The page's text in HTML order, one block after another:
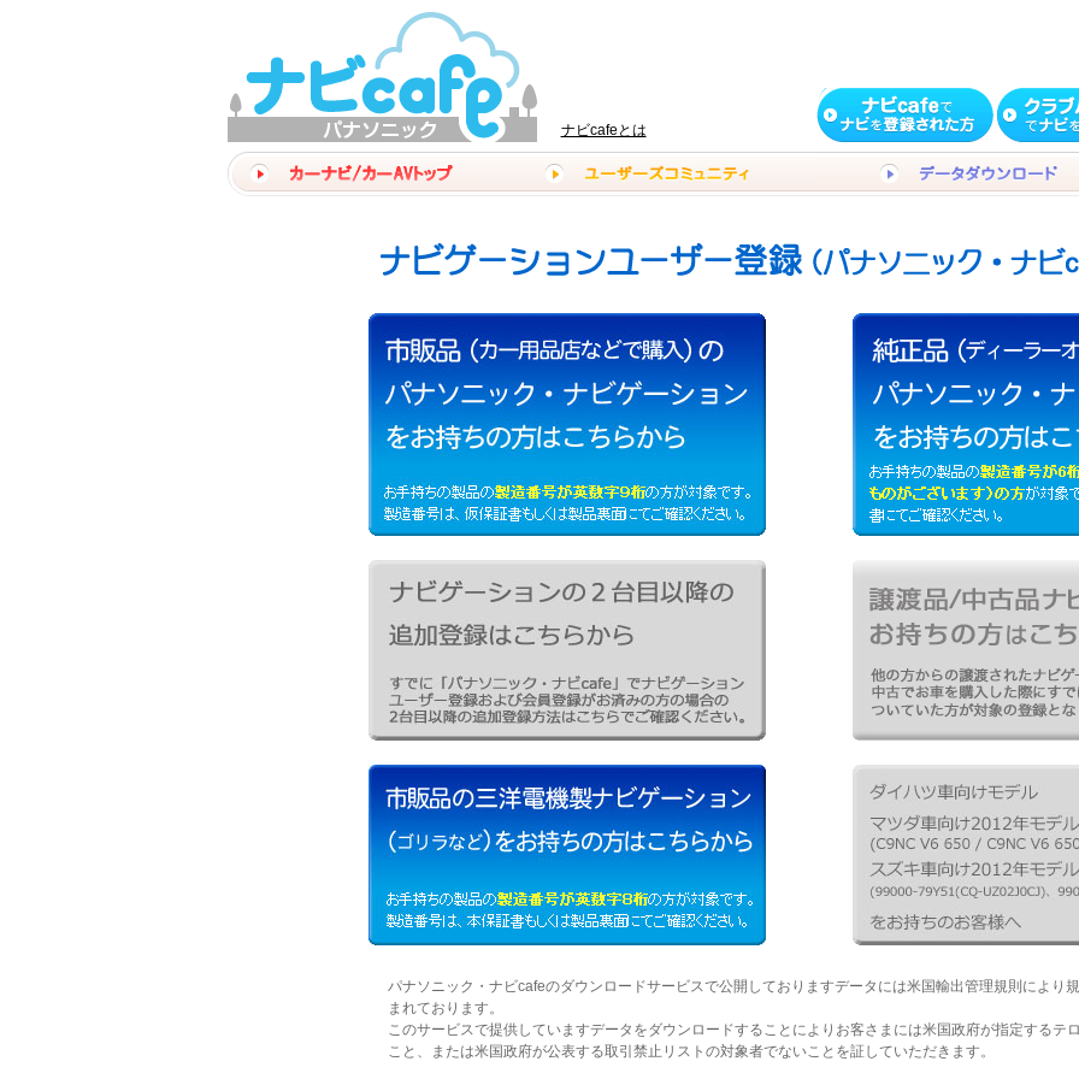
ナビcafeとは
パナソニック・ナビcafeのダウンロードサービスで公開しておりますデータには米国輸出管理規則により
まれております。
このサービスで提供していますデータをダウンロードすることによりお客さまには米国政府が指定するテ
こと、または米国政府が公表する取引禁止リストの対象者でないことを証していただきます。